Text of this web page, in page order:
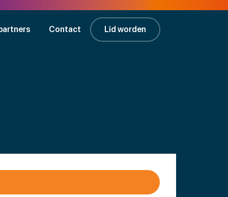
Contact Lid worden